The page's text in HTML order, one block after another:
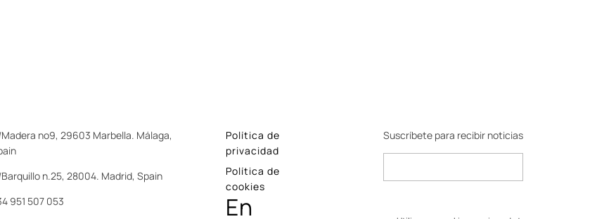
nº9, 29603 Marbella. Málaga,
n.25, 28004. Madrid, Spain
951 507 053
Política de
privacidad
Política de
cookies
En
Suscríbete para recibir noticias